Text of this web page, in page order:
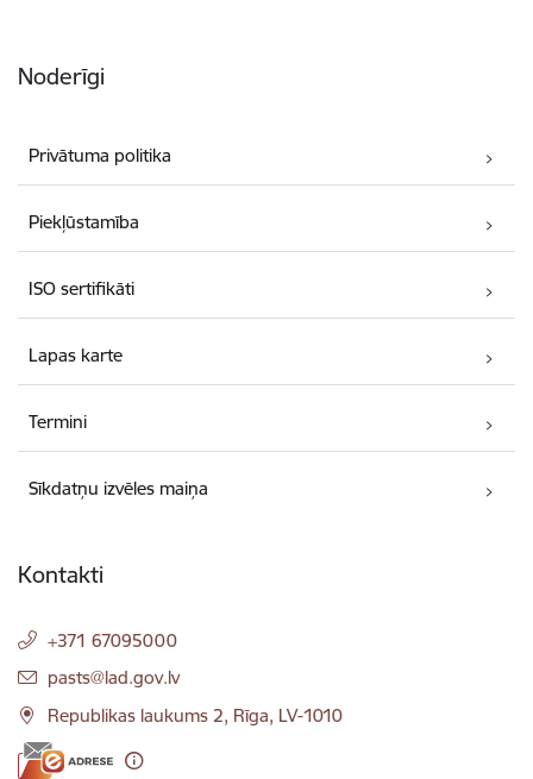
Noderīgi
Privātuma politika
Piekļūstamība
ISO sertifikāti
Lapas karte
Termini
Sīkdatņu izvēles maiņa
Kontakti
+371 67095000
E-pasts:
pasts@lad.gov.lv
Republikas laukums 2, Rīga, LV-1010